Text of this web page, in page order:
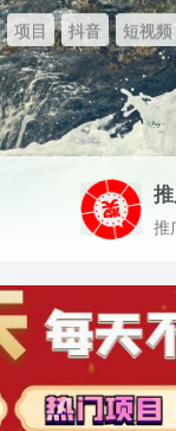
项目 抖音 短视频
推